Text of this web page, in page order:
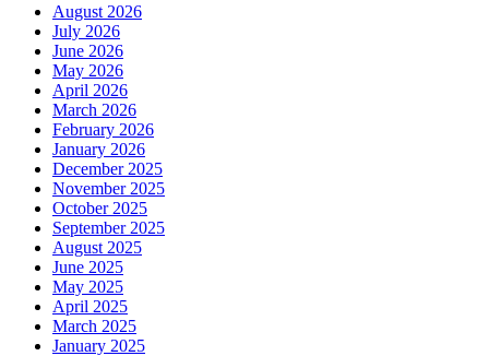
August 2026
July 2026
June 2026
May 2026
April 2026
March 2026
February 2026
January 2026
December 2025
November 2025
October 2025
September 2025
August 2025
June 2025
May 2025
April 2025
March 2025
January 2025